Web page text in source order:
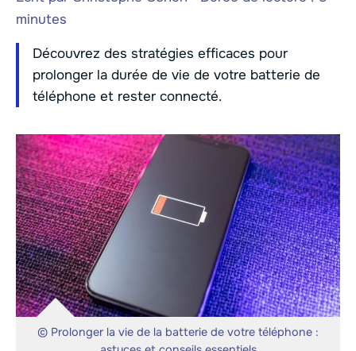
minutes
Découvrez des stratégies efficaces pour
prolonger la durée de vie de votre batterie de
téléphone et rester connecté.
© Prolonger la vie de la batterie de votre téléphone :